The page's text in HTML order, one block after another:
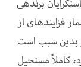
برنده­ی
فزاینده­ای از
بدین سبب است
کاملاً مستحیل